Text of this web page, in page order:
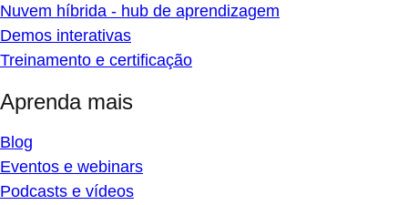
Nuvem híbrida - hub de aprendizagem
Demos interativas
Treinamento e certificação
Aprenda mais
Blog
Eventos e webinars
Podcasts e vídeos